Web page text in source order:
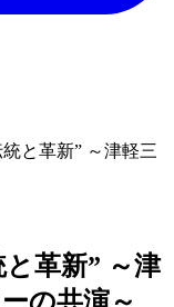
統と革新” ～津軽三
と革新” ～津